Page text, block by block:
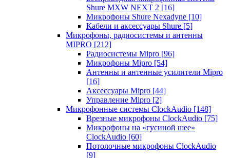
Shure MXW NEXT 2 [16]
Микрофоны Shure Nexadyne [10]
Кабели и аксессуары Shure [5]
Микрофоны, радиосистемы и антенны
MIPRO [212]
Радиосистемы Mipro [96]
Микрофоны Mipro [54]
Антенны и антенные усилители Mipro
[16]
Аксессуары Mipro [44]
Управление Mipro [2]
Микрофонные системы ClockAudio [148]
Врезные микрофоны ClockAudio [75]
Микрофоны на «гусиной шее»
ClockAudio [60]
Потолочные микрофоны ClockAudio
[9]